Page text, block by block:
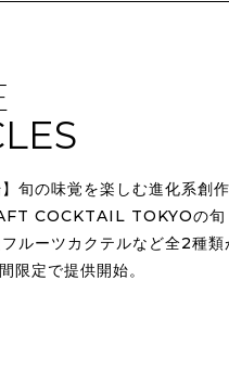
】旬の味覚を楽しむ進化系創
COCKTAIL TOKYOの旬
ルーツカクテルなど全2種類
限定で提供開始。